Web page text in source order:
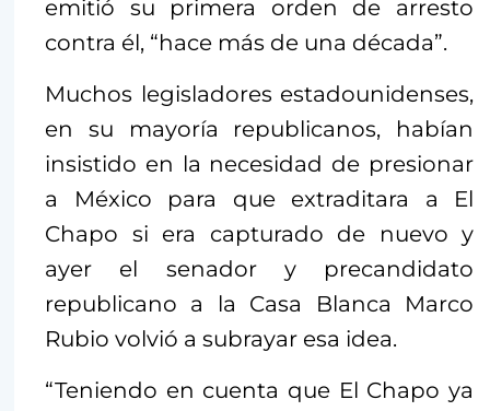
emitió su primera orden de arresto
contra él, “hace más de una década”.
Muchos legisladores estadounidenses,
en su mayoría republicanos, habían
insistido en la necesidad de presionar
a México para que extraditara a El
Chapo si era capturado de nuevo y
ayer el senador y precandidato
republicano a la Casa Blanca Marco
Rubio volvió a subrayar esa idea.
“Teniendo en cuenta que El Chapo ya